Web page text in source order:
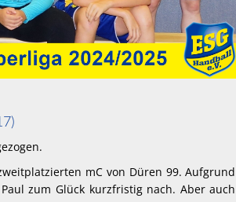
mC von Düren 99. Aufgrund
zum Glück kurzfristig nach. Aber auch